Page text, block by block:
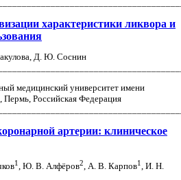
характеристики ликвора и
Д. Ю. Соснин
медицинский университет имени
Пермь, Российская Федерация
артерии: клиническое
1, Ю. В. Алфёров2, А. В. Карпов1, И. Н.